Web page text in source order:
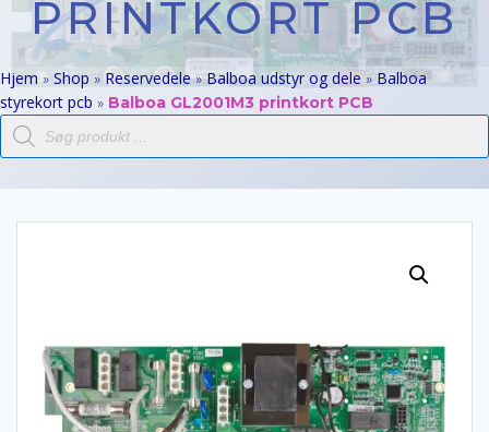
PRINTKORT PCB
Hjem » Shop » Reservedele»Balboa udstyr og dele »Balboa
styrekort pcb » Balboa GL2001M3 printkort PCB
Products
search